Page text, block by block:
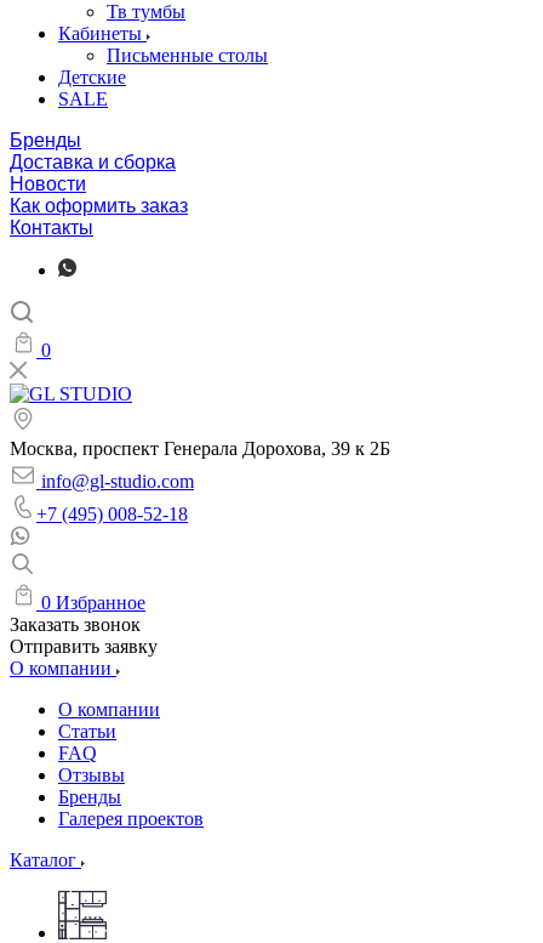
Тв тумбы
Кабинеты
Письменные столы
Детские
SALE
Бренды
Доставка и сборка
Новости
Как оформить заказ
Контакты
0
Москва, проспект Генерала Дорохова, 39 к 2Б
info@gl-studio.com
+7 (495) 008-52-18
0 Избранное
Заказать звонок
Отправить заявку
О компании
О компании
Статьи
FAQ
Отзывы
Бренды
Галерея проектов
Каталог